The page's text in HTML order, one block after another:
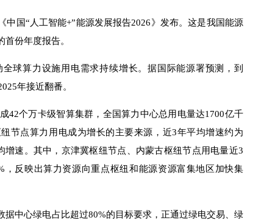
国“人工智能+”能源发展报告2026》发布。这是我国能源
份年度报告。
算力设施用电需求持续增长。据国际能源署预测，到
年接近翻番。
个万卡级智算集群，全国算力中心总用电量达1700亿千
节点算力用电成为增长的主要来源，近3年平均增速约为
增速。其中，京津冀枢纽节点、内蒙古枢纽节点用电量近3
，反映出算力资源向重点枢纽和能源资源富集地区加快集
中心绿电占比超过80%的目标要求，正通过绿电交易、绿